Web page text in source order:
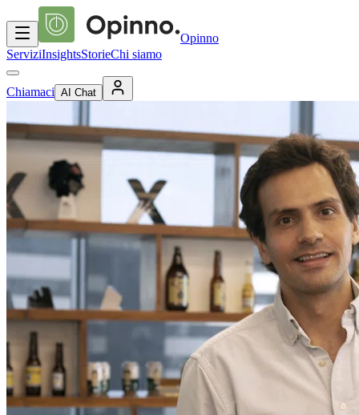
Opinno
ServiziInsightsStorieChi siamo
Chiamaci AI Chat